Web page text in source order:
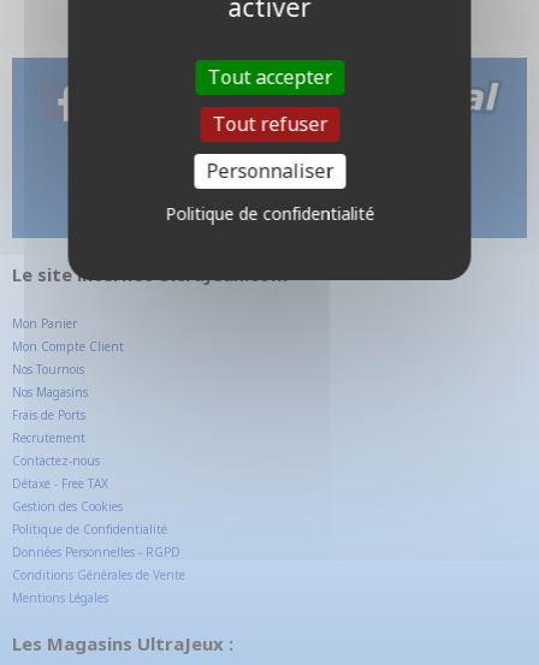
Le site internet UltraJeux.com
Mon Panier
Mon Compte Client
Nos Tournois
Nos Magasins
Frais de Ports
Recrutement
Contactez-nous
Détaxe - Free TAX
Gestion des Cookies
Politique de Confidentialité
Données Personnelles - RGPD
Conditions Générales de Vente
Mentions Légales
Les Magasins UltraJeux :
activer
Tout accepter
Tout refuser
Personnaliser
Politique de confidentialité